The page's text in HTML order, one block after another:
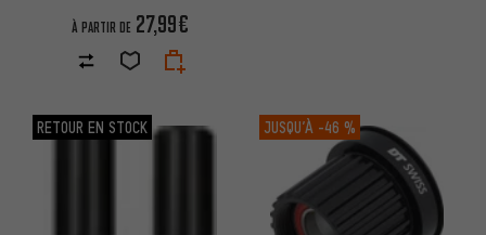
À PARTIR DE 27,99€
RETOUR EN STOCK JUSQU’À -46 %